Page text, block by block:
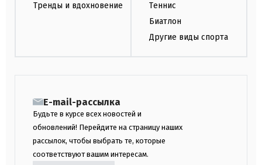
Тренды и вдохновение
Теннис
Биатлон
Другие виды спорта
E-mail-рассылка
Будьте в курсе всех новостей и
обновлений! Перейдите на страницу наших
рассылок, чтобы выбрать те, которые
соответствуют вашим интересам.